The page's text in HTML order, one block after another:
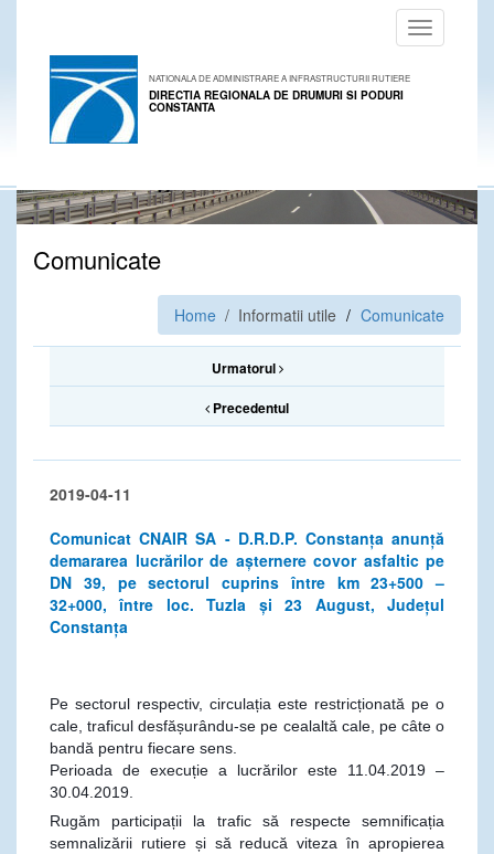
Toggle
navigation
NATIONALA DE ADMINISTRARE A INFRASTRUCTURII RUTIERE
DIRECTIA REGIONALA DE DRUMURI SI PODURI
CONSTANTA
Comunicate
Home / Informatii utile Comunicate
Urmatorul
Precedentul
2019-04-11
Comunicat CNAIR SA - D.R.D.P. Constanța anunță
demararea lucrărilor de așternere covor asfaltic pe
DN 39, pe sectorul cuprins între km 23+500 –
32+000, între loc. Tuzla și 23 August, Județul
Constanța
Pe sectorul respectiv, circulația este restricționată pe o
cale, traficul desfășurându-se pe cealaltă cale, pe câte o
bandă pentru fiecare sens.
Perioada de execuție a lucrărilor este 11.04.2019 –
30.04.2019.
Rugăm participații la trafic să respecte semnificația
semnalizării rutiere și să reducă viteza în apropierea